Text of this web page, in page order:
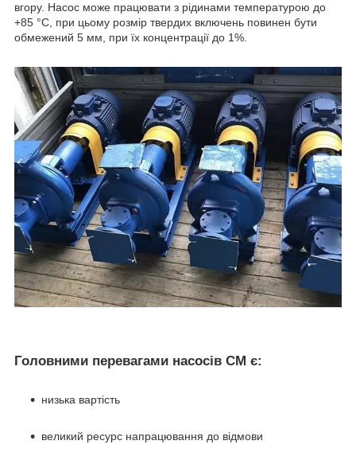
вгору. Насос може працювати з рідинами температурою до
+85 °С, при цьому розмір твердих включень повинен бути
обмежений 5 мм, при їх концентрації до 1%.
Головними перевагами насосів СМ є:
низька вартість
великий ресурс напрацювання до відмови